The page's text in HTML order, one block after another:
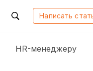
Написать
HR-менеджеру